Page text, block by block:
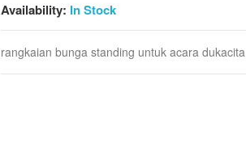
Availability: In Stock
rangkaian bunga standing untuk acara dukacita